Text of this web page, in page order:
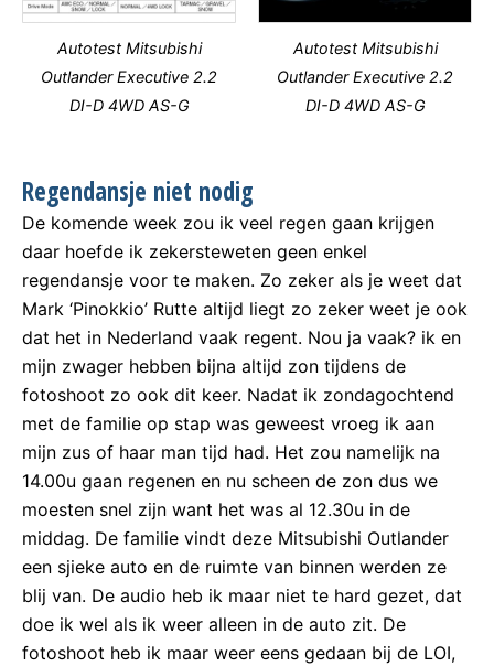
Autotest Mitsubishi
Outlander Executive 2.2
DI-D 4WD AS-G
Autotest Mitsubishi
Outlander Executive 2.2
DI-D 4WD AS-G
Regendansje niet nodig
De komende week zou ik veel regen gaan krijgen
daar hoefde ik zekersteweten geen enkel
regendansje voor te maken. Zo zeker als je weet dat
Mark ‘Pinokkio’ Rutte altijd liegt zo zeker weet je ook
dat het in Nederland vaak regent. Nou ja vaak? ik en
mijn zwager hebben bijna altijd zon tijdens de
fotoshoot zo ook dit keer. Nadat ik zondagochtend
met de familie op stap was geweest vroeg ik aan
mijn zus of haar man tijd had. Het zou namelijk na
14.00u gaan regenen en nu scheen de zon dus we
moesten snel zijn want het was al 12.30u in de
middag. De familie vindt deze Mitsubishi Outlander
een sjieke auto en de ruimte van binnen werden ze
blij van. De audio heb ik maar niet te hard gezet, dat
doe ik wel als ik weer alleen in de auto zit. De
fotoshoot heb ik maar weer eens gedaan bij de LOI,